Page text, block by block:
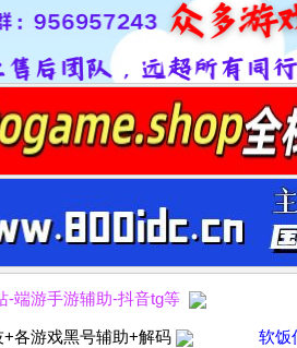
-端游手游辅助-抖音tg等
+各游戏黑号辅助+解码 软饭